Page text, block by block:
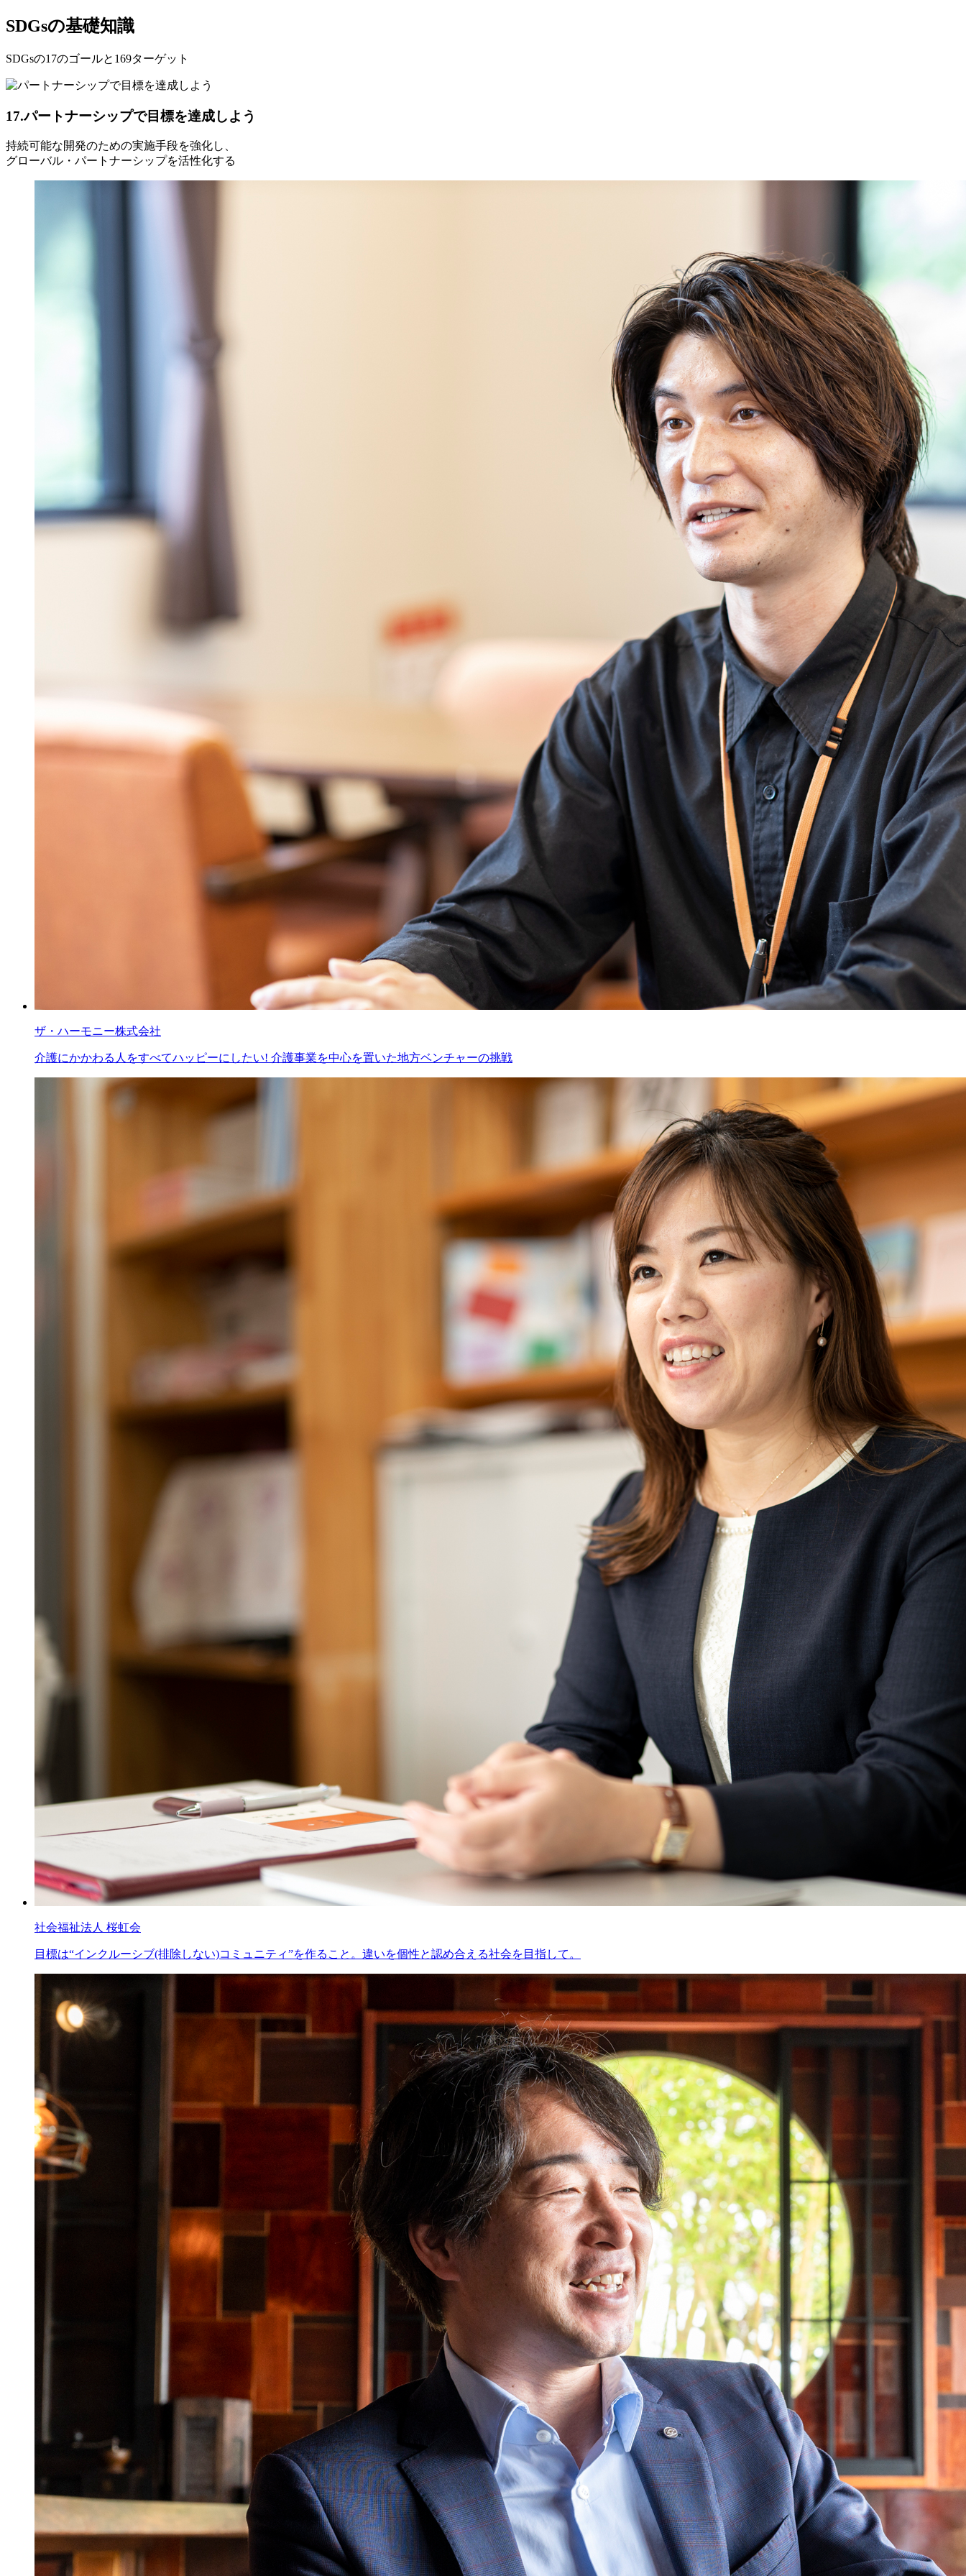
SDGsの基礎知識
SDGsの17のゴールと169ターゲット
17.パートナーシップで目標を達成しよう
持続可能な開発のための実施手段を強化し、
グローバル・パートナーシップを活性化する
ザ・ハーモニー株式会社
介護にかかわる人をすべてハッピーにしたい! 介護事業を中心を置いた地方ベンチャーの挑戦
社会福祉法人 桜虹会
目標は“インクルーシブ(排除しない)コミュニティ”を作ること。違いを個性と認め合える社会を目指して。